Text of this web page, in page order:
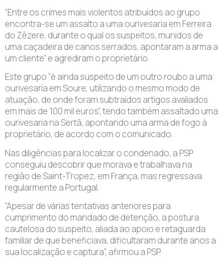
“Entre os crimes mais violentos atribuídos ao grupo
encontra-se um assalto a uma ourivesaria em Ferreira
do Zêzere, durante o qual os suspeitos, munidos de
uma caçadeira de canos serrados, apontaram a arma a
um cliente” e agrediram o proprietário.
Este grupo “é ainda suspeito de um outro roubo a uma
ourivesaria em Soure, utilizando o mesmo modo de
atuação, de onde foram subtraídos artigos avaliados
em mais de 100 mil euros”, tendo também assaltado uma
ourivesaria na Sertã, apontando uma arma de fogo à
proprietário, de acordo com o comunicado.
Nas diligências para localizar o condenado, a PSP
conseguiu descobrir que morava e trabalhava na
região de Saint-Tropez, em França, mas regressava
regularmente a Portugal.
“Apesar de várias tentativas anteriores para
cumprimento do mandado de detenção, a postura
cautelosa do suspeito, aliada ao apoio e retaguarda
familiar de que beneficiava, dificultaram durante anos a
sua localização e captura”, afirmou a PSP.